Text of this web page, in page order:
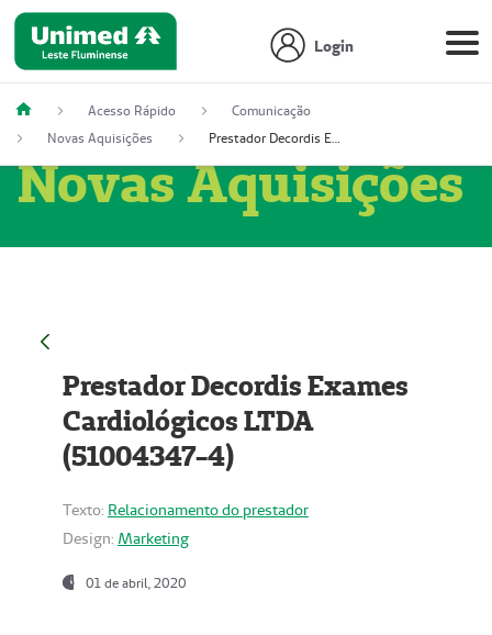
Login
Acesso Rápido
Comunicação
Novas Aquisições
Prestador Decordis Exames Cardiológicos LTDA (51004347-4)
Novas Aquisições
Prestador Decordis Exames
Cardiológicos LTDA
(51004347-4)
Texto: Relacionamento do prestador
Design: Marketing
01 de abril, 2020